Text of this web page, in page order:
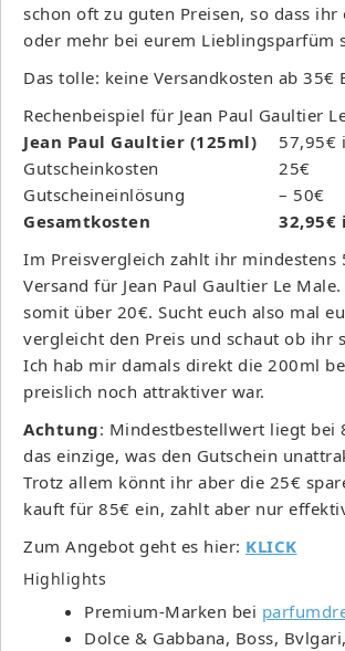
schon oft zu guten Preisen, so dass
oder mehr bei eurem Lieblingsparfüm
Das tolle: keine Versandkosten ab 35€
Rechenbeispiel für Jean Paul Gaultier
Jean Paul Gaultier (125ml)
57,95€
Gutscheinkosten
25€
Gutscheineinlösung
– 50€
Gesamtkosten
32,95€
Im Preisvergleich zahlt ihr mindestens
Versand für Jean Paul Gaultier Le
somit über 20€. Sucht euch also mal
vergleicht den Preis und schaut ob ihr
Ich hab mir damals direkt die 200ml
preislich noch attraktiver war.
Achtung: Mindestbestellwert liegt bei
das einzige, was den Gutschein
Trotz allem könnt ihr aber die 25€
kauft für 85€ ein, zahlt aber nur
Zum Angebot geht es hier: KLICK
Highlights
Premium-Marken bei
Dolce & Gabbana, Boss, Bvlgari,